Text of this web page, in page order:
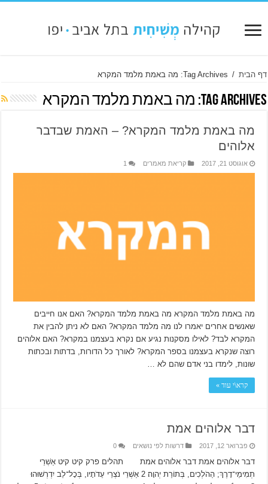
דף הבית / Tag Archives: מה באמת מלמד המקרא
Tag Archives: מה באמת מלמד המקרא
מה באמת מלמד המקרא? – האמת שבדבר
אלוהים
אוגוסט 21, 2017 קריאת מאמרים 1
מה באמת מלמד המקרא מה באמת מלמד המקרא? האם אנו חייבים
שאנשים אחרים יאמרו לנו מה מלמד המקרא? האם לא ניתן להבין את
המקרא לבד? לאילו מסקנות נגיע אם נקרא בעצמנו במקרא? האם אלוהים
רוצה שנקרא בעצמנו בספר המקרא? לאורך כל הדורות, בדתות ובכתות
שונות, לימדו בני אדם שהם לא …
קרא\י עוד »
דבר אלוהים אמת
פברואר 12, 2017 דרשות לפי נושאים 0
דבר אלוהים אמת דבר אלוהים אמת תהלים פרק קיט קיט אַשְׁרֵי
תְמִימֵי־דָרֶךְ; הַהֹלְכִים, בְּתוֹרַת יְהוָה׃ 2 אַשְׁרֵי נֹצְרֵי עֵדֹתָיו, בְּכָל־לֵב יִדְרְשׁוּהוּ׃